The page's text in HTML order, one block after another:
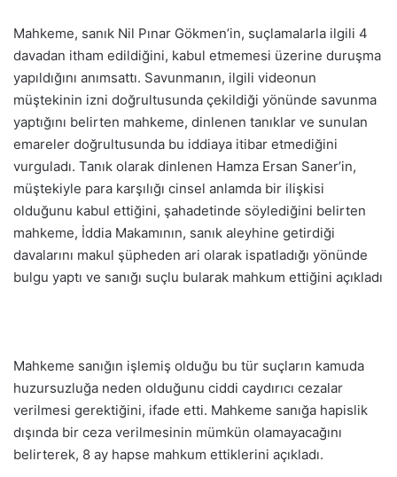
Mahkeme, sanık Nil Pınar Gökmen’in, suçlamalarla ilgili 4
davadan itham edildiğini, kabul etmemesi üzerine duruşma
yapıldığını anımsattı. Savunmanın, ilgili videonun
müştekinin izni doğrultusunda çekildiği yönünde savunma
yaptığını belirten mahkeme, dinlenen tanıklar ve sunulan
emareler doğrultusunda bu iddiaya itibar etmediğini
vurguladı. Tanık olarak dinlenen Hamza Ersan Saner’in,
müştekiyle para karşılığı cinsel anlamda bir ilişkisi
olduğunu kabul ettiğini, şahadetinde söylediğini belirten
mahkeme, İddia Makamının, sanık aleyhine getirdiği
davalarını makul şüpheden ari olarak ispatladığı yönünde
bulgu yaptı ve sanığı suçlu bularak mahkum ettiğini açıkladı
Mahkeme sanığın işlemiş olduğu bu tür suçların kamuda
huzursuzluğa neden olduğunu ciddi caydırıcı cezalar
verilmesi gerektiğini, ifade etti. Mahkeme sanığa hapislik
dışında bir ceza verilmesinin mümkün olamayacağını
belirterek, 8 ay hapse mahkum ettiklerini açıkladı.